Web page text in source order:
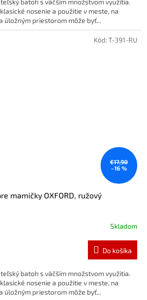
nosenie a použitie v meste, na
úložným priestorom môže byť...
€17,90
–16 %
mamičky OXFORD, ružový
Skladom
Do košíka
batoh s väčším množstvom využitia.
nosenie a použitie v meste, na
úložným priestorom môže byť...
Kód:T-391-RU